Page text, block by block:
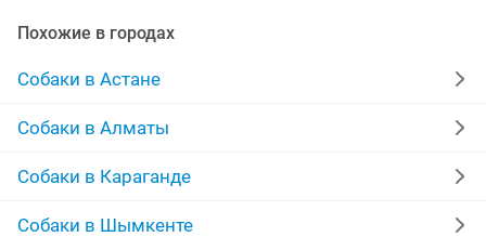
Похожие в городах
Собаки в Астане
Собаки в Алматы
Собаки в Караганде
Собаки в Шымкенте